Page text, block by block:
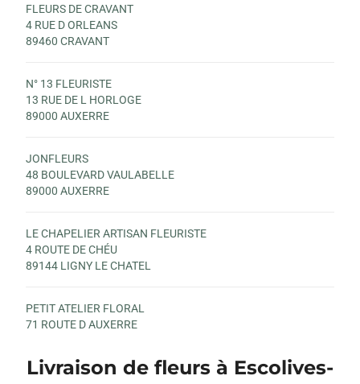
FLEURS DE CRAVANT
4 RUE D ORLEANS
89460 CRAVANT
N° 13 FLEURISTE
13 RUE DE L HORLOGE
89000 AUXERRE
JONFLEURS
48 BOULEVARD VAULABELLE
89000 AUXERRE
LE CHAPELIER ARTISAN FLEURISTE
4 ROUTE DE CHÉU
89144 LIGNY LE CHATEL
PETIT ATELIER FLORAL
71 ROUTE D AUXERRE
Livraison de fleurs à Escolives-